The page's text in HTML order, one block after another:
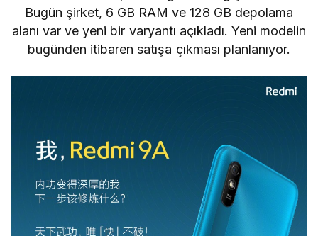
Bugün şirket, 6 GB RAM ve 128 GB depolama
alanı var ve yeni bir varyantı açıkladı. Yeni modelin
bugünden itibaren satışa çıkması planlanıyor.